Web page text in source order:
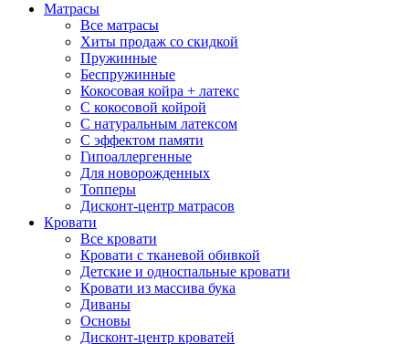
Матрасы
Все матрасы
Хиты продаж со скидкой
Пружинные
Беспружинные
Кокосовая койра + латекс
С кокосовой койрой
С натуральным латексом
С эффектом памяти
Гипоаллергенные
Для новорожденных
Топперы
Дисконт-центр матрасов
Кровати
Все кровати
Кровати с тканевой обивкой
Детские и односпальные кровати
Кровати из массива бука
Диваны
Основы
Дисконт-центр кроватей